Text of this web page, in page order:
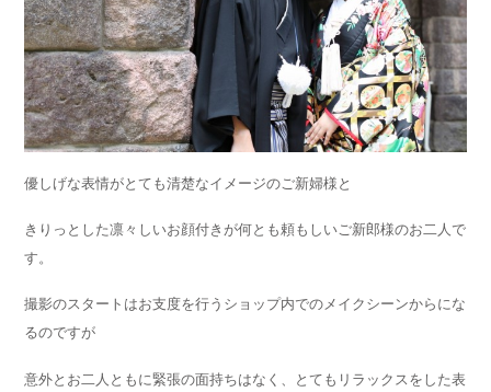
優しげな表情がとても清楚なイメージのご新婦様と
きりっとした凛々しいお顔付きが何とも頼もしいご新郎様のお二人で
す。
撮影のスタートはお支度を行うショップ内でのメイクシーンからにな
るのですが
意外とお二人ともに緊張の面持ちはなく、とてもリラックスをした表